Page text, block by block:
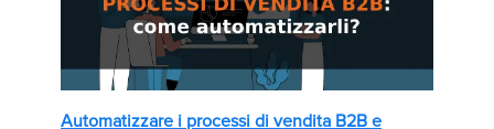
Automatizzare i processi di vendita B2B e